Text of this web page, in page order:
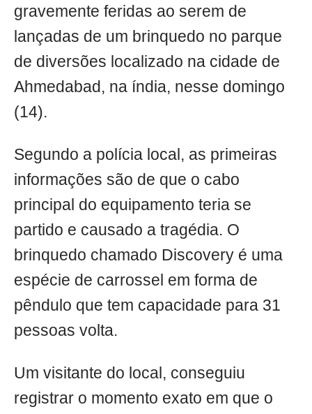
gravemente feridas ao serem de
lançadas de um brinquedo no parque
de diversões localizado na cidade de
Ahmedabad, na índia, nesse domingo
(14).
Segundo a polícia local, as primeiras
informações são de que o cabo
principal do equipamento teria se
partido e causado a tragédia. O
brinquedo chamado Discovery é uma
espécie de carrossel em forma de
pêndulo que tem capacidade para 31
pessoas volta.
Um visitante do local, conseguiu
registrar o momento exato em que o